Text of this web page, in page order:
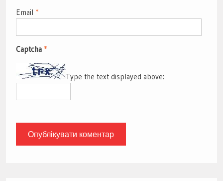
Email *
Captcha *
Type the text displayed above: